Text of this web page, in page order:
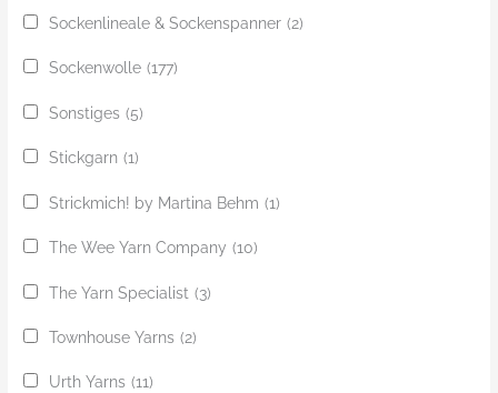
Sockenlineale & Sockenspanner (2)
Sockenwolle (177)
Sonstiges (5)
Stickgarn (1)
Strickmich! by Martina Behm (1)
The Wee Yarn Company (10)
The Yarn Specialist (3)
Townhouse Yarns (2)
Urth Yarns (11)